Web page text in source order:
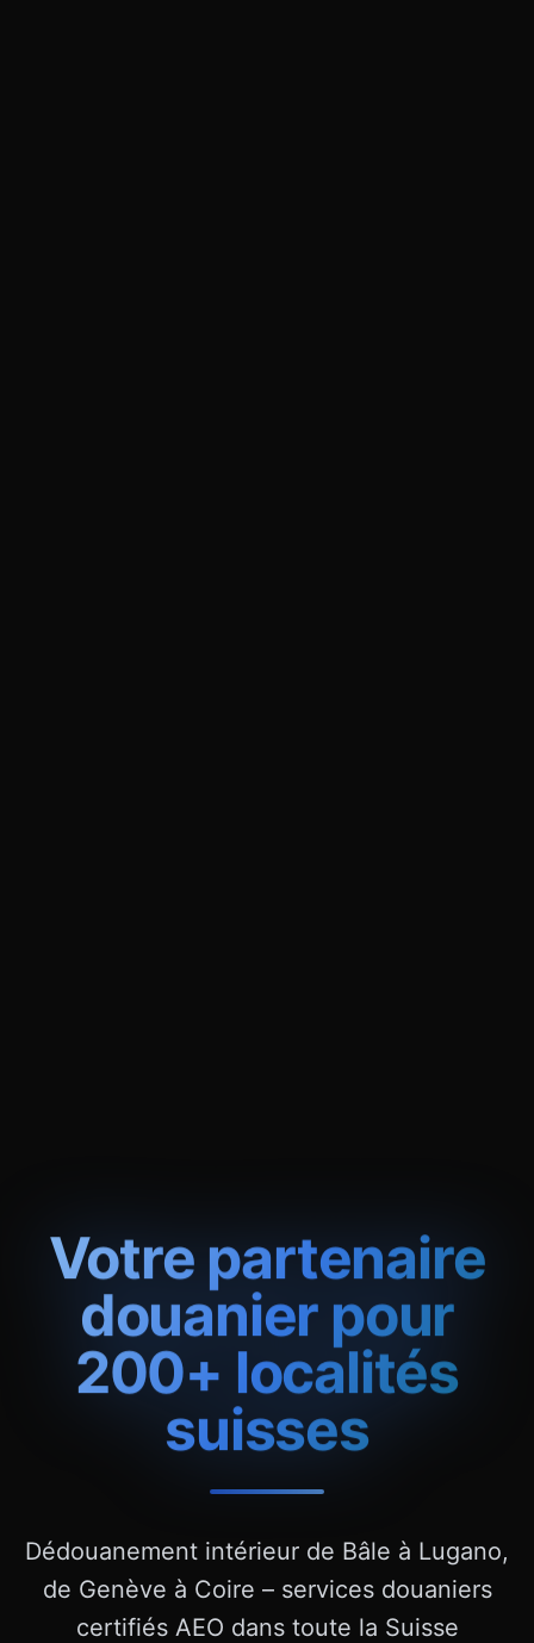
Votre partenaire
douanier pour
200+ localités
suisses
Dédouanement intérieur de Bâle à Lugano,
de Genève à Coire – services douaniers
certifiés AEO dans toute la Suisse